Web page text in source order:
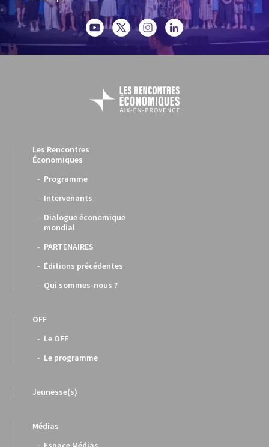
Les Rencontres
Économiques
Programme
Intervenants
Dialogue économique
mondial
PARTENAIRES
Éditions précédentes
Qui sommes-nous ?
OFF
Le OFF
Le programme
Jeunesse(s)
Médias